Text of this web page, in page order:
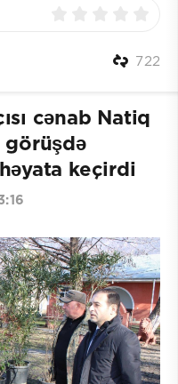
722
cənab Natiq
görüşdə
keçirdi